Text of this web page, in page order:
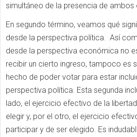
simultáneo de la presencia de ambos
En segundo término, veamos qué
desde la perspectiva política. Así
desde la perspectiva económica no
recibir un cierto ingreso, tampoco es
hecho de poder votar para estar
perspectiva política. Esta segunda
lado, el ejercicio efectivo de la
elegir y, por el otro, el ejercicio
participar y de ser elegido. Es